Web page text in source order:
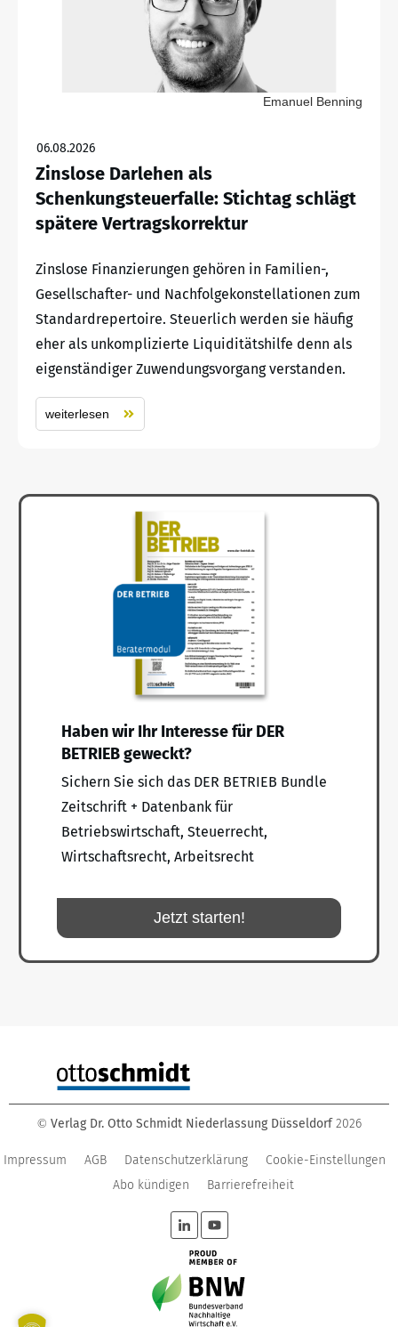
Emanuel Benning
06.08.2026
Zinslose Darlehen als
Schenkungsteuerfalle: Stichtag schlägt
spätere Vertragskorrektur
Zinslose Finanzierungen gehören in Familien-,
Gesellschafter- und Nachfolgekonstellationen zum
Standardrepertoire. Steuerlich werden sie häufig
eher als unkomplizierte Liquiditätshilfe denn als
eigenständiger Zuwendungsvorgang verstanden.
weiterlesen
Haben wir Ihr Interesse für DER
BETRIEB geweckt?
Sichern Sie sich das DER BETRIEB Bundle
Zeitschrift + Datenbank für
Betriebswirtschaft, Steuerrecht,
Wirtschaftsrecht, Arbeitsrecht
Jetzt starten!
© Verlag Dr. Otto Schmidt Niederlassung Düsseldorf 2026
Impressum AGB Datenschutzerklärung
Cookie-Einstellungen
Abo kündigen
Barrierefreiheit